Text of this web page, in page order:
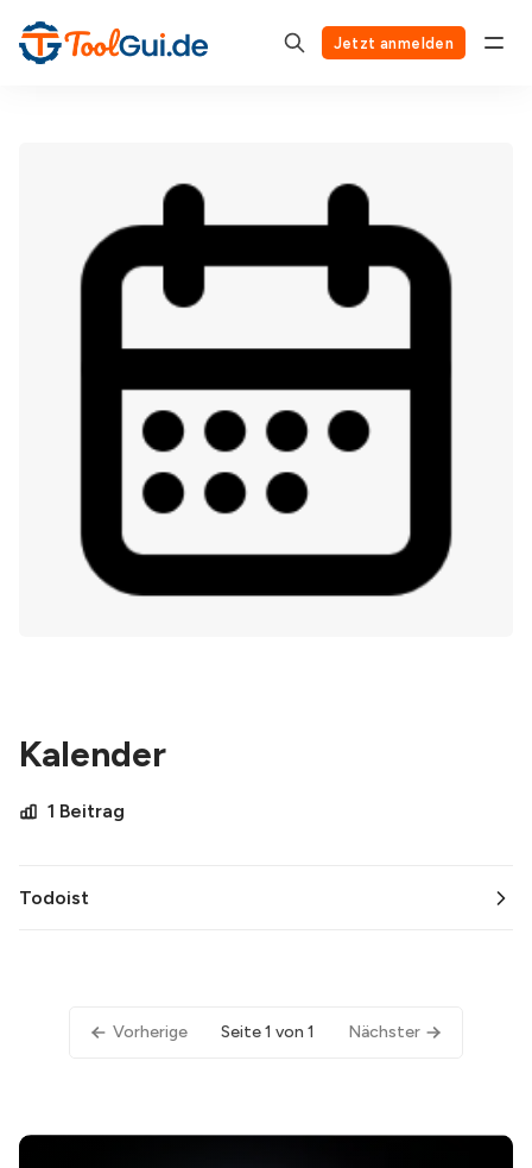
Jetzt anmelden
Kalender
1 Beitrag
Todoist
Vorherige Seite 1 von 1 Nächster